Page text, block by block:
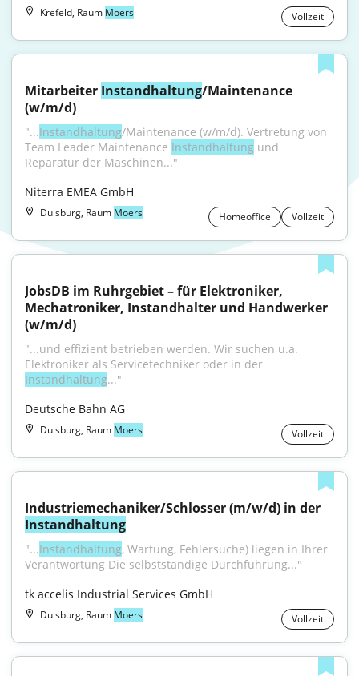
Krefeld, Raum Moers Vollzeit
Mitarbeiter Instandhaltung/Maintenance
(w/m/d)
"...Instandhaltung/Maintenance (w/m/d). Vertretung von
Team Leader Maintenance Instandhaltung und
Reparatur der Maschinen..."
Niterra EMEA GmbH
Duisburg, Raum Moers Homeoffice Vollzeit
JobsDB im Ruhrgebiet – für Elektroniker,
Mechatroniker, Instandhalter und Handwerker
(w/m/d)
"...und effizient betrieben werden. Wir suchen u.a.
Instandhaltung..."
Deutsche Bahn AG
Duisburg, Raum Moers Vollzeit
Instandhaltung
"...Instandhaltung, Wartung, Fehlersuche) liegen in Ihrer
Verantwortung Die selbstständige Durchführung..."
tk accelis Industrial Services GmbH
Duisburg, Raum Moers Vollzeit